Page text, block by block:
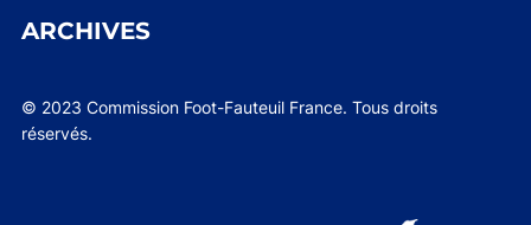
ARCHIVES
© 2023 Commission Foot-Fauteuil France. Tous droits
réservés.